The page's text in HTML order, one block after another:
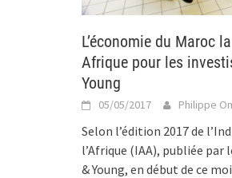
L’économie du Maroc
Afrique pour les
Young
05/05/2017 Philippe
Selon l’édition 2017 de
l’Afrique (IAA), publiée par
& Young, en début de ce